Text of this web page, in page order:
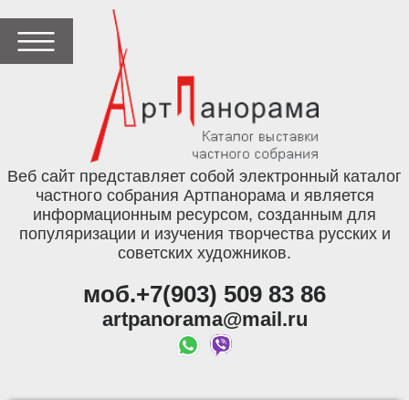
Веб сайт представляет собой электронный каталог
частного собрания Артпанорама и является
информационным ресурсом, созданным для
популяризации и изучения творчества русских и
советских художников.
моб.+7(903) 509 83 86
artpanorama@mail.ru